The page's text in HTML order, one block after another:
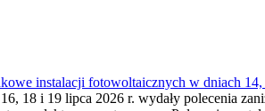
instalacji fotowoltaicznych w dniach
18 i 19 lipca 2026 r. wydały polecenia